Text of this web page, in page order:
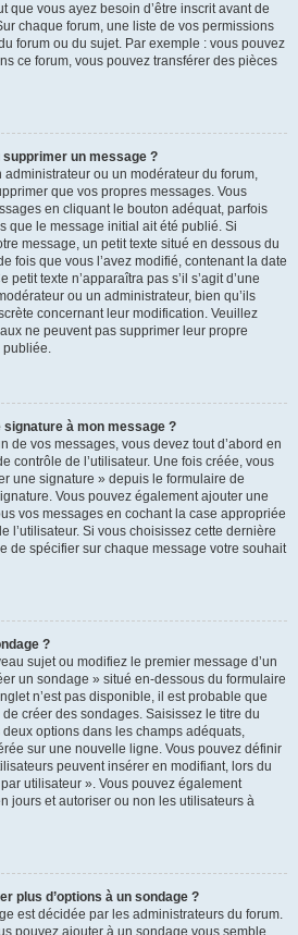
que vous ayez besoin d’être inscrit avant de
chaque forum, une liste de vos permissions
forum ou du sujet. Par exemple : vous pouvez
ce forum, vous pouvez transférer des pièces
un message ?
ou un modérateur du forum,
que vos propres messages. Vous
en cliquant le bouton adéquat, parfois
que le message initial ait été publié. Si
message, un petit texte situé en dessous du
fois que vous l’avez modifié, contenant la date
petit texte n’apparaîtra pas s’il s’agit d’une
ou un administrateur, bien qu’ils
concernant leur modification. Veuillez
ne peuvent pas supprimer leur propre
publiée.
à mon message ?
de vos messages, vous devez tout d’abord en
contrôle de l’utilisateur. Une fois créée, vous
une signature » depuis le formulaire de
Vous pouvez également ajouter une
vos messages en cochant la case appropriée
l’utilisateur. Si vous choisissez cette dernière
de spécifier sur chaque message votre souhait
?
sujet ou modifiez le premier message d’un
un sondage » situé en-dessous du formulaire
n’est pas disponible, il est probable que
créer des sondages. Saisissez le titre du
options dans les champs adéquats,
sur une nouvelle ligne. Vous pouvez définir
peuvent insérer en modifiant, lors du
utilisateur ». Vous pouvez également
jours et autoriser ou non les utilisateurs à
plus d’options à un sondage ?
est décidée par les administrateurs du forum.
pouvez ajouter à un sondage vous semble